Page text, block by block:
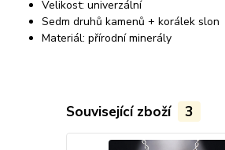
Velikost: univerzální
Sedm druhů kamenů + korálek slon
Materiál: přírodní minerály
Související zboží 3